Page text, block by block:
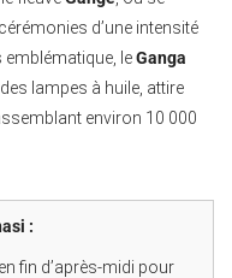
d’une intensité
emblématique, leGanga
lampes à huile, attire
environ 10 000
:
fin d’après-midi pour